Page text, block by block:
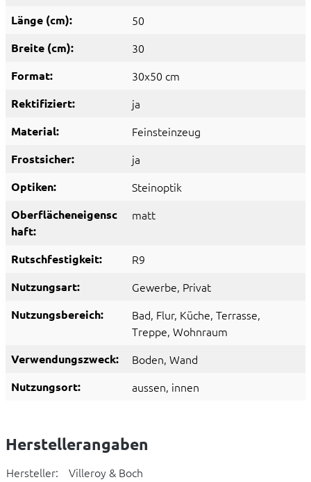
Länge (cm): 50
Breite (cm): 30
Format: 30x50 cm
Rektifiziert: ja
Material: Feinsteinzeug
Frostsicher: ja
Optiken: Steinoptik
Oberflächeneigensc
haft:
matt
Rutschfestigkeit: R9
Nutzungsart: Gewerbe, Privat
Nutzungsbereich: Bad, Flur, Küche, Terrasse,
Treppe, Wohnraum
Verwendungszweck: Boden, Wand
Nutzungsort: aussen, innen
Herstellerangaben
Hersteller:
Villeroy & Boch